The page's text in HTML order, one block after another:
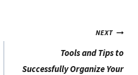
NEXT
Tools and Tips to
Successfully Organize Your